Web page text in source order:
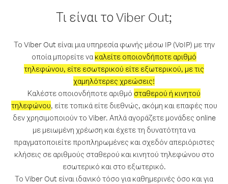
Τι είναι το Viber Out;
Το Viber Out είναι μια υπηρεσία φωνής μέσω IP (VoIP) με την
οποία μπορείτε να καλείτε οποιονδήποτε αριθμό
τηλεφώνου, είτε εσωτερικού είτε εξωτερικού, με τις
χαμηλότερες χρεώσεις!
Καλέστε οποιονδήποτε αριθμό σταθερού ή κινητού
τηλεφώνου, είτε τοπικά είτε διεθνώς, ακόμη και επαφές που
δεν χρησιμοποιούν το Viber. Απλά αγοράζετε μονάδες online
με μειωμένη χρέωση και έχετε τη δυνατότητα να
πραγματοποιείτε προπληρωμένες και σχεδόν απεριόριστες
κλήσεις σε αριθμούς σταθερού και κινητού τηλεφώνου στο
εσωτερικό και στο εξωτερικό.
Το Viber Out είναι ιδανικό τόσο για καθημερινές όσο και για